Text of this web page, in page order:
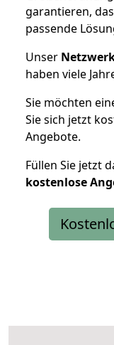
garantieren,
passende
Unser
haben viele
Sie möchten
Sie sich jetzt
Angebote.
Füllen Sie jetzt
kostenlose